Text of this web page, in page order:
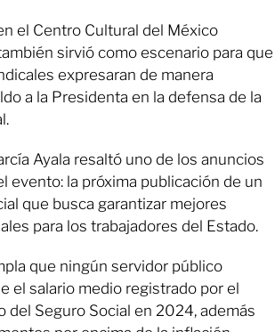
el Centro Cultural del México
sirvió como escenario para que
expresaran de manera
a la Presidenta en la defensa de la
Ayala resaltó uno de los anuncios
evento: la próxima publicación de un
que busca garantizar mejores
para los trabajadores del Estado.
que ningún servidor público
el salario medio registrado por el
del Seguro Social en 2024, además